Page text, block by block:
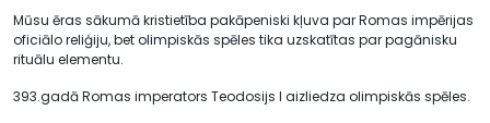
Mūsu ēras sākumā kristietība pakāpeniski kļuva par Romas impērijas
oficiālo reliģiju, bet olimpiskās spēles tika uzskatītas par pagānisku
rituālu elementu.
393.gadā Romas imperators Teodosijs I aizliedza olimpiskās spēles.